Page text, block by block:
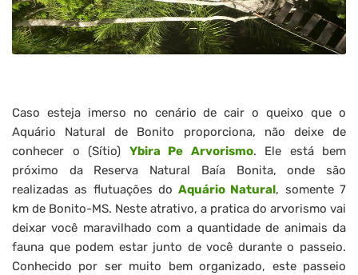
Caso esteja imerso no cenário de cair o queixo que o
Aquário Natural de Bonito proporciona, não deixe de
conhecer o (Sítio) Ybira Pe Arvorismo. Ele está bem
próximo da Reserva Natural Baía Bonita, onde são
realizadas as flutuações doAquário Natural, somente 7
km de Bonito-MS. Neste atrativo, a pratica do arvorismo vai
deixar você maravilhado com a quantidade de animais da
fauna que podem estar junto de você durante o passeio.
Conhecido por ser muito bem organizado, este passeio